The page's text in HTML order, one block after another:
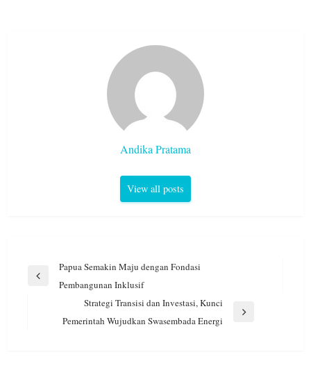
Andika Pratama
View all posts
Navigasi
Previous
Papua Semakin Maju dengan Fondasi
Pembangunan Inklusif
Strategi Transisi dan Investasi, Kunci
Pemerintah Wujudkan Swasembada Energi